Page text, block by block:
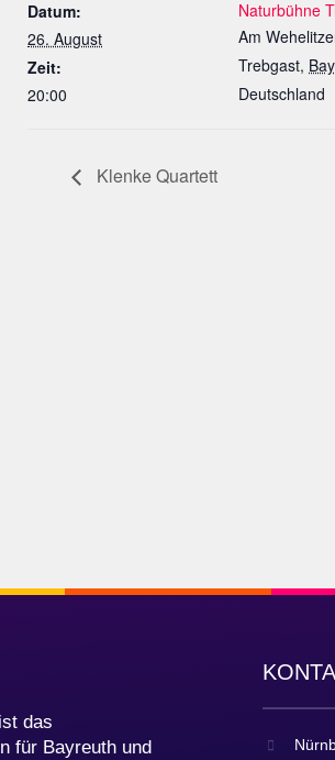
Datum:
26. August
Zeit:
20:00
Naturbühne
Am
Trebgast,
Deutschland
Klenke Quartett
das
für Bayreuth und